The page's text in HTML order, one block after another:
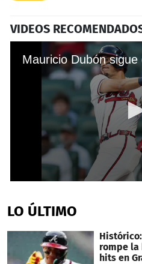
VIDEOS
of
19
LO ÚLTIMO
rompe la
hits en